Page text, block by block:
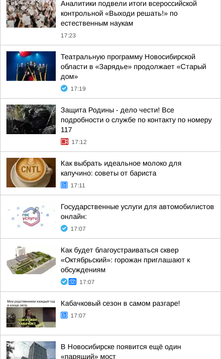
Аналитики подвели итоги всероссийской
контрольной «Выходи решать!» по
естественным наукам
17:23
Театральную программу Новосибирской
области в «Зарядье» продолжает «Старый
дом»
17:19
Защита Родины - дело чести! Все
подробности о службе по контакту по номеру
117
17:12
Как выбрать идеальное молоко для
капучино: советы от бариста
17:11
Государственные услуги для автомобилистов
онлайн:
17:07
Как будет благоустраиваться сквер
«Октябрьский»: горожан приглашают к
обсуждениям
17:07
Кабачковый сезон в самом разгаре!
17:07
В Новосибирске появится ещё один
«парящий» мост